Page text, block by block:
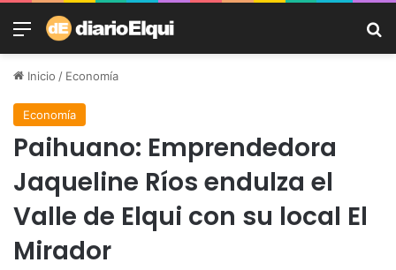
Menú
Inicio / Economía
Economía
Paihuano: Emprendedora
Jaqueline Ríos endulza el
Valle de Elqui con su local El
Mirador